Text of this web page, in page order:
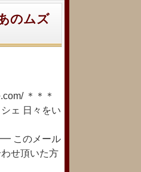
のムズ
＊＊＊
ェ 日々をい
のメール
せ頂いた方